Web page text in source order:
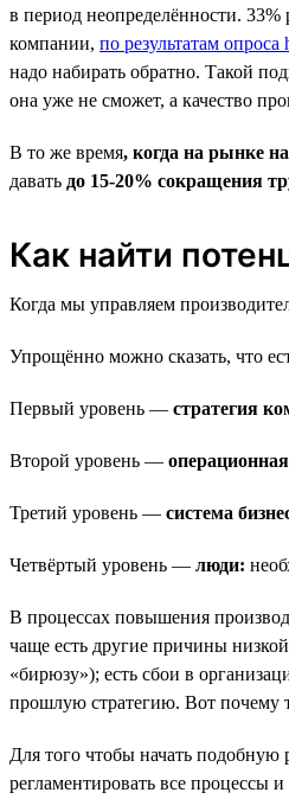
в период неопределённости.
компании, по результатам опроса
надо набирать обратно. Такой
она уже не сможет, а качество
В то же время, когда на рынке
давать до 15‑20% сокращения
Как найти
Когда мы управляем
Упрощённо можно сказать, что
Первый уровень — стратегия
Второй уровень —
Третий уровень — система
Четвёртый уровень — люди:
В процессах повышения
чаще есть другие причины
«бирюзу»); есть сбои в
прошлую стратегию. Вот почему
Для того чтобы начать подобную
регламентировать все процессы